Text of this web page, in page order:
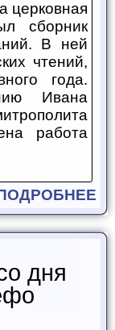
церковная
сборник
В ней
чтений,
года.
Ивана
работа
дня